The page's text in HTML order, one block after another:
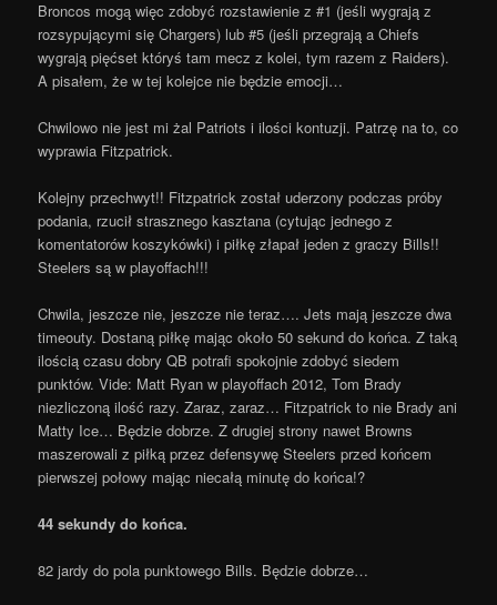
Broncos mogą więc zdobyć rozstawienie z #1 (jeśli wygrają z
rozsypującymi się Chargers) lub #5 (jeśli przegrają a Chiefs
wygrają pięćset któryś tam mecz z kolei, tym razem z Raiders).
A pisałem, że w tej kolejce nie będzie emocji…
Chwilowo nie jest mi żal Patriots i ilości kontuzji. Patrzę na to, co
wyprawia Fitzpatrick.
Kolejny przechwyt!! Fitzpatrick został uderzony podczas próby
podania, rzucił strasznego kasztana (cytując jednego z
komentatorów koszykówki) i piłkę złapał jeden z graczy Bills!!
Steelers są w playoffach!!!
Chwila, jeszcze nie, jeszcze nie teraz…. Jets mają jeszcze dwa
timeouty. Dostaną piłkę mając około 50 sekund do końca. Z taką
ilością czasu dobry QB potrafi spokojnie zdobyć siedem
punktów. Vide: Matt Ryan w playoffach 2012, Tom Brady
niezliczoną ilość razy. Zaraz, zaraz… Fitzpatrick to nie Brady ani
Matty Ice… Będzie dobrze. Z drugiej strony nawet Browns
maszerowali z piłką przez defensywę Steelers przed końcem
pierwszej połowy mając niecałą minutę do końca!?
44 sekundy do końca.
82 jardy do pola punktowego Bills. Będzie dobrze…